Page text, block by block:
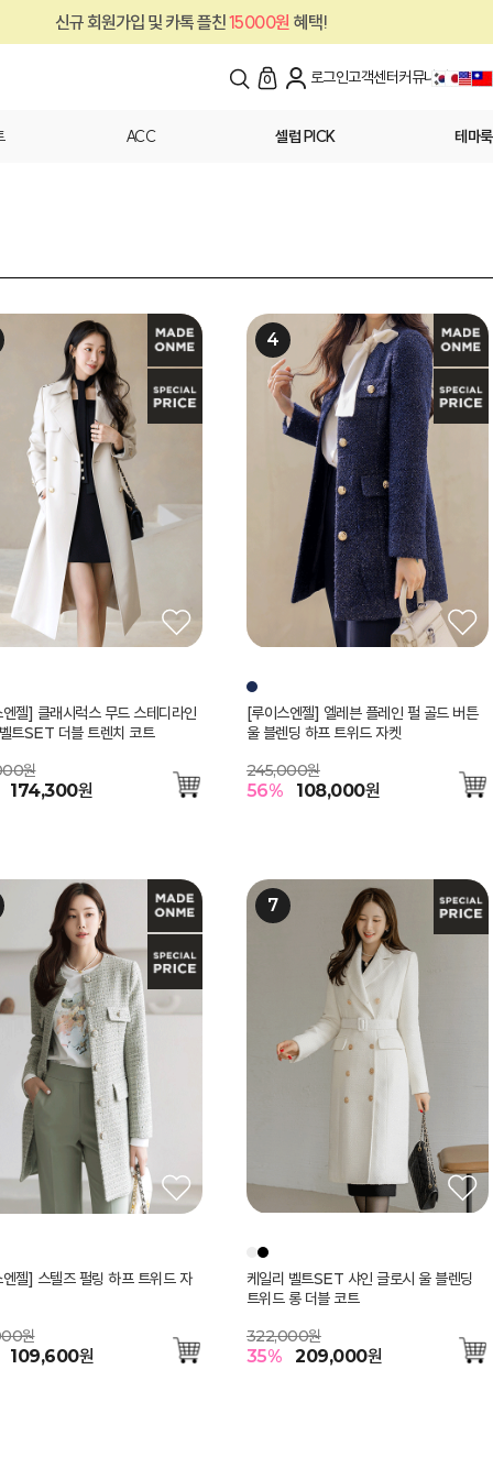
15000원혜택!
0 로그인고객센터커뮤니티
ACC 셀럽 PICK 테마룩
젤] 클래시럭스 무드 스테디라인
트SET 더블 트렌치 코트
원
174,300원
[루이스엔젤] 엘레븐 플레인 펄 골드 버튼
울 블렌딩 하프 트위드 자켓
245,000원
56% 108,000원
젤] 스텔즈 펄링 하프 트위드 자
원
109,600원
케일리 벨트SET 샤인 글로시 울 블렌딩
트위드 롱 더블 코트
322,000원
35% 209,000원